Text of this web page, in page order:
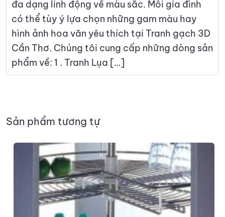
đa dạng linh động về màu sắc. Mỗi gia đình
có thể tùy ý lựa chọn những gam màu hay
hình ảnh hoa văn yêu thích tại Tranh gạch 3D
Cần Thơ. Chúng tôi cung cấp những dòng sản
phẩm về: 1 . Tranh Lụa […]
Sản phẩm tương tự